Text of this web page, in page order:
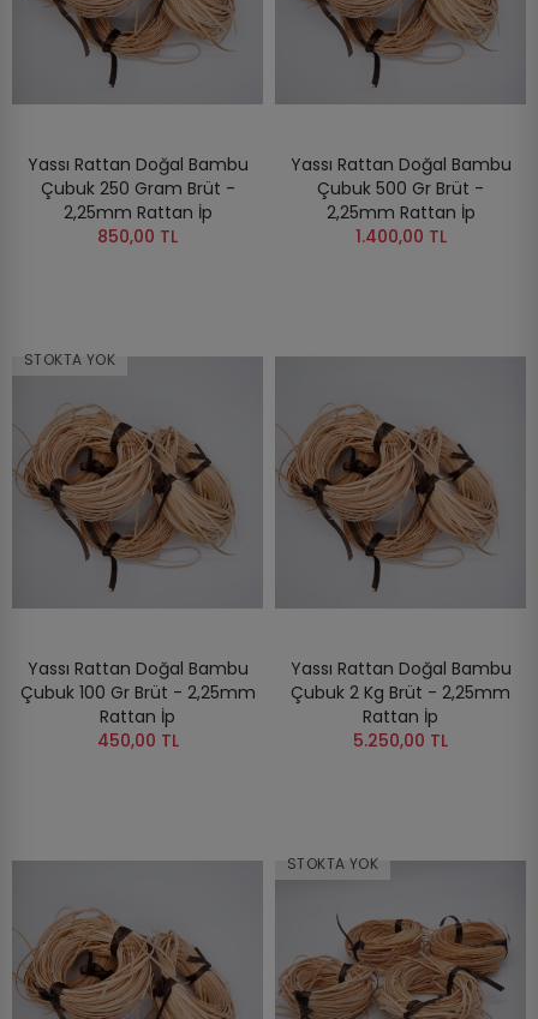
Yassı Rattan Doğal Bambu
Çubuk 250 Gram Brüt -
2,25mm Rattan İp
850,00 TL
Yassı Rattan Doğal Bambu
Çubuk 500 Gr Brüt -
2,25mm Rattan İp
1.400,00 TL
STOKTA YOK
Yassı Rattan Doğal Bambu
Çubuk 100 Gr Brüt - 2,25mm
Rattan İp
450,00 TL
Yassı Rattan Doğal Bambu
Çubuk 2 Kg Brüt - 2,25mm
Rattan İp
5.250,00 TL
STOKTA YOK